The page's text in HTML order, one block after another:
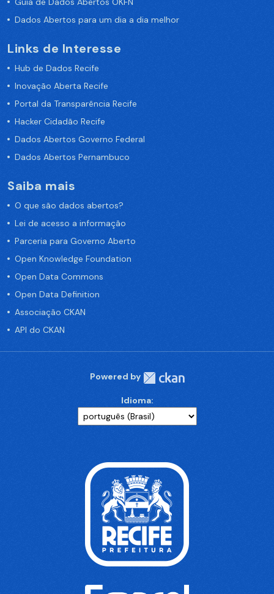
Dados Abertos para um dia a dia melhor
Links de Interesse
Hub de Dados Recife
Inovação Aberta Recife
Portal da Transparência Recife
Hacker Cidadão Recife
Dados Abertos Governo Federal
Dados Abertos Pernambuco
Saiba mais
O que são dados abertos?
Lei de acesso a informação
Parceria para Governo Aberto
Open Knowledge Foundation
Open Data Commons
Open Data Definition
Associação CKAN
API do CKAN
Powered by
Idioma